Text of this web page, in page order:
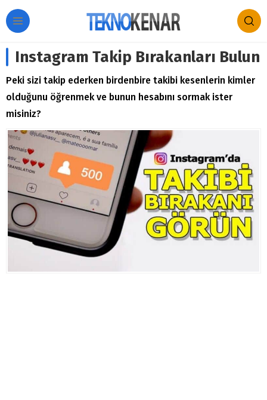
Instagram Takip Bırakanları Bulun
Peki sizi takip ederken birdenbire takibi kesenlerin kimler
olduğunu öğrenmek ve bunun hesabını sormak ister
misiniz?